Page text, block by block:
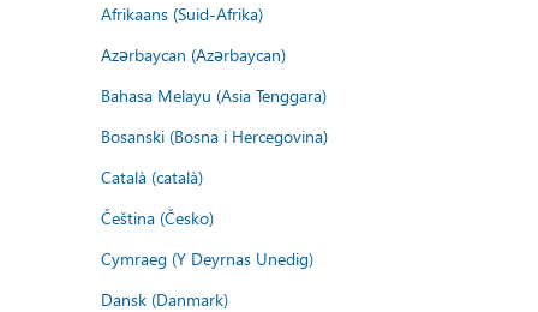
Afrikaans (Suid-Afrika)
Azərbaycan (Azərbaycan)
Bahasa Melayu (Asia Tenggara)
Bosanski (Bosna i Hercegovina)
Català (català)
Čeština (Česko)
Cymraeg (Y Deyrnas Unedig)
Dansk (Danmark)